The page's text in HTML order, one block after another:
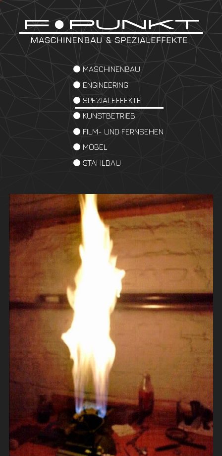
MASCHINENBAU
ENGINEERING
SPEZIALEFFEKTE
KUNSTBETRIEB
FILM- UND FERNSEHEN
MÖBEL
STAHLBAU